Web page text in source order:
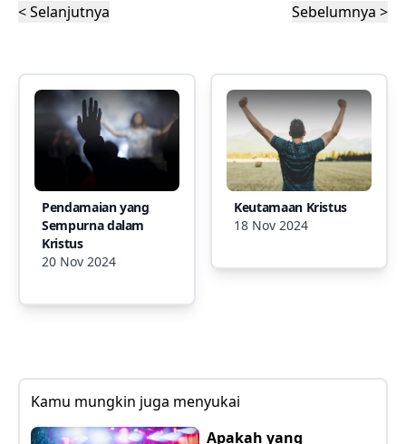
< Selanjutnya Sebelumnya >
Pendamaian yang
Sempurna dalam
Kristus
20 Nov 2024
Keutamaan Kristus
18 Nov 2024
Kamu mungkin juga menyukai
Apakah yang